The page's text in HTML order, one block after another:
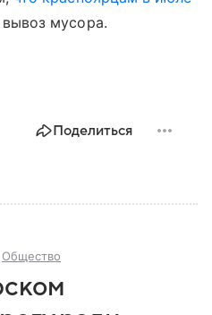
вывоз мусора.
Поделиться
Общество